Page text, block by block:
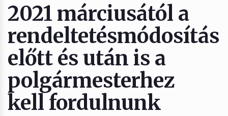
2021 márciusától a
rendeltetésmódosítás
előtt és után is a
polgármesterhez
kell fordulnunk